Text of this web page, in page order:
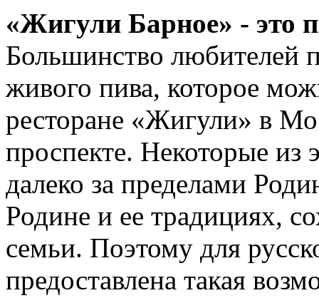
«Жигули Барное» - это
Большинство любителей
живого пива, которое
ресторане «Жигули» в
проспекте. Некоторые из
далеко за пределами
Родине и ее традициях,
семьи. Поэтому для
предоставлена такая